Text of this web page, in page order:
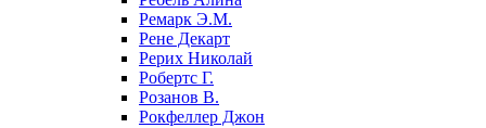
Ремарк Э.М.
Рене Декарт
Рерих Николай
Робертс Г.
Розанов В.
Рокфеллер Джон